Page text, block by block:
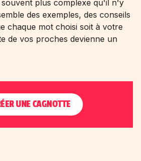
souvent plus complexe qu'il n'y
des exemples, des conseils
chaque mot choisi soit à votre
de vos proches devienne un
UNE CAGNOTTE